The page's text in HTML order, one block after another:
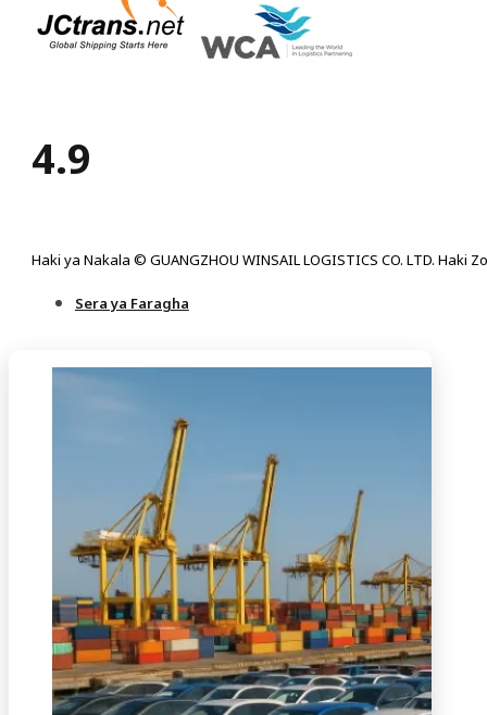
4.9
Haki ya Nakala © GUANGZHOU WINSAIL LOGISTICS CO. LTD. Haki
Sera ya Faragha